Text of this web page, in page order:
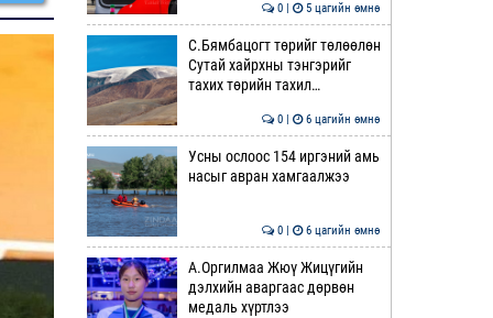
0 | 5 цагийн өмнө
С.Бямбацогт төрийг төлөөлөн
Сутай хайрхны тэнгэрийг
тахих төрийн тахил…
0 | 6 цагийн өмнө
Усны ослоос 154 иргэний амь
насыг авран хамгаалжээ
0 | 6 цагийн өмнө
А.Оргилмаа Жюү Жицүгийн
дэлхийн аваргаас дөрвөн
медаль хүртлээ